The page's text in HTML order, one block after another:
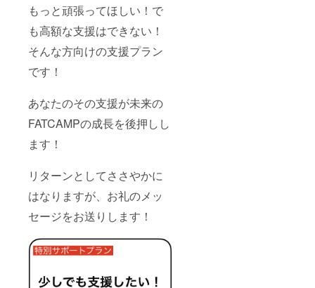
もっと頑張ってほしい！で
も高額な支援はできない！
そんな方向けの支援プラン
です！
あなたのその支援が未来の
FATCAMPの成長を後押しし
ます！
リターンとしてささやかに
はなりますが、お礼のメッ
セージをお送りします！